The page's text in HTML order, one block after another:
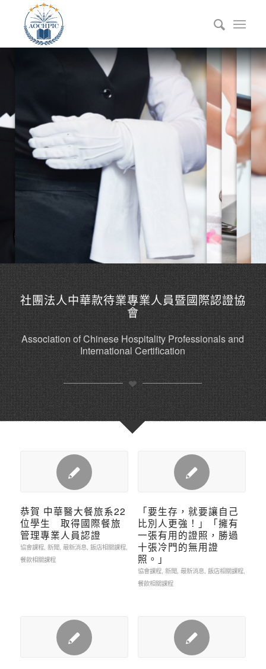
社團法人中華款待業專業人員暨國際認證協
會
Association of Chinese Hospitality Professionals and
International Certification
恭賀 中華醫大餐旅系22
位學生 取得國際餐旅
管理專業人員認證
協會課程, 新聞, 最新消息, 飯店相關課程,
餐飲相關課程
「要生存，就要讓自己
比別人更強！」「擁有
一張有用的證照，勝過
十張冷門的無用證
照。」
協會課程, 新聞, 最新消息, 飯店相關課程,
餐飲相關課程